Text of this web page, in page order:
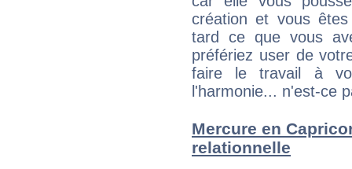
création et vous
tard ce que vous
préfériez user de
faire le travail à
l'harmonie... n'est-ce
Mercure en
relationnelle